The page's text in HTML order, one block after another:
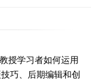
授学习者如何运用
巧、后期编辑和创